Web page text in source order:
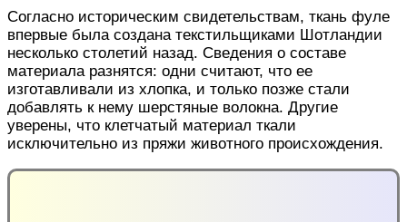
Согласно историческим свидетельствам, ткань фуле
впервые была создана текстильщиками Шотландии
несколько столетий назад. Сведения о составе
материала разнятся: одни считают, что ее
изготавливали из хлопка, и только позже стали
добавлять к нему шерстяные волокна. Другие
уверены, что клетчатый материал ткали
исключительно из пряжи животного происхождения.